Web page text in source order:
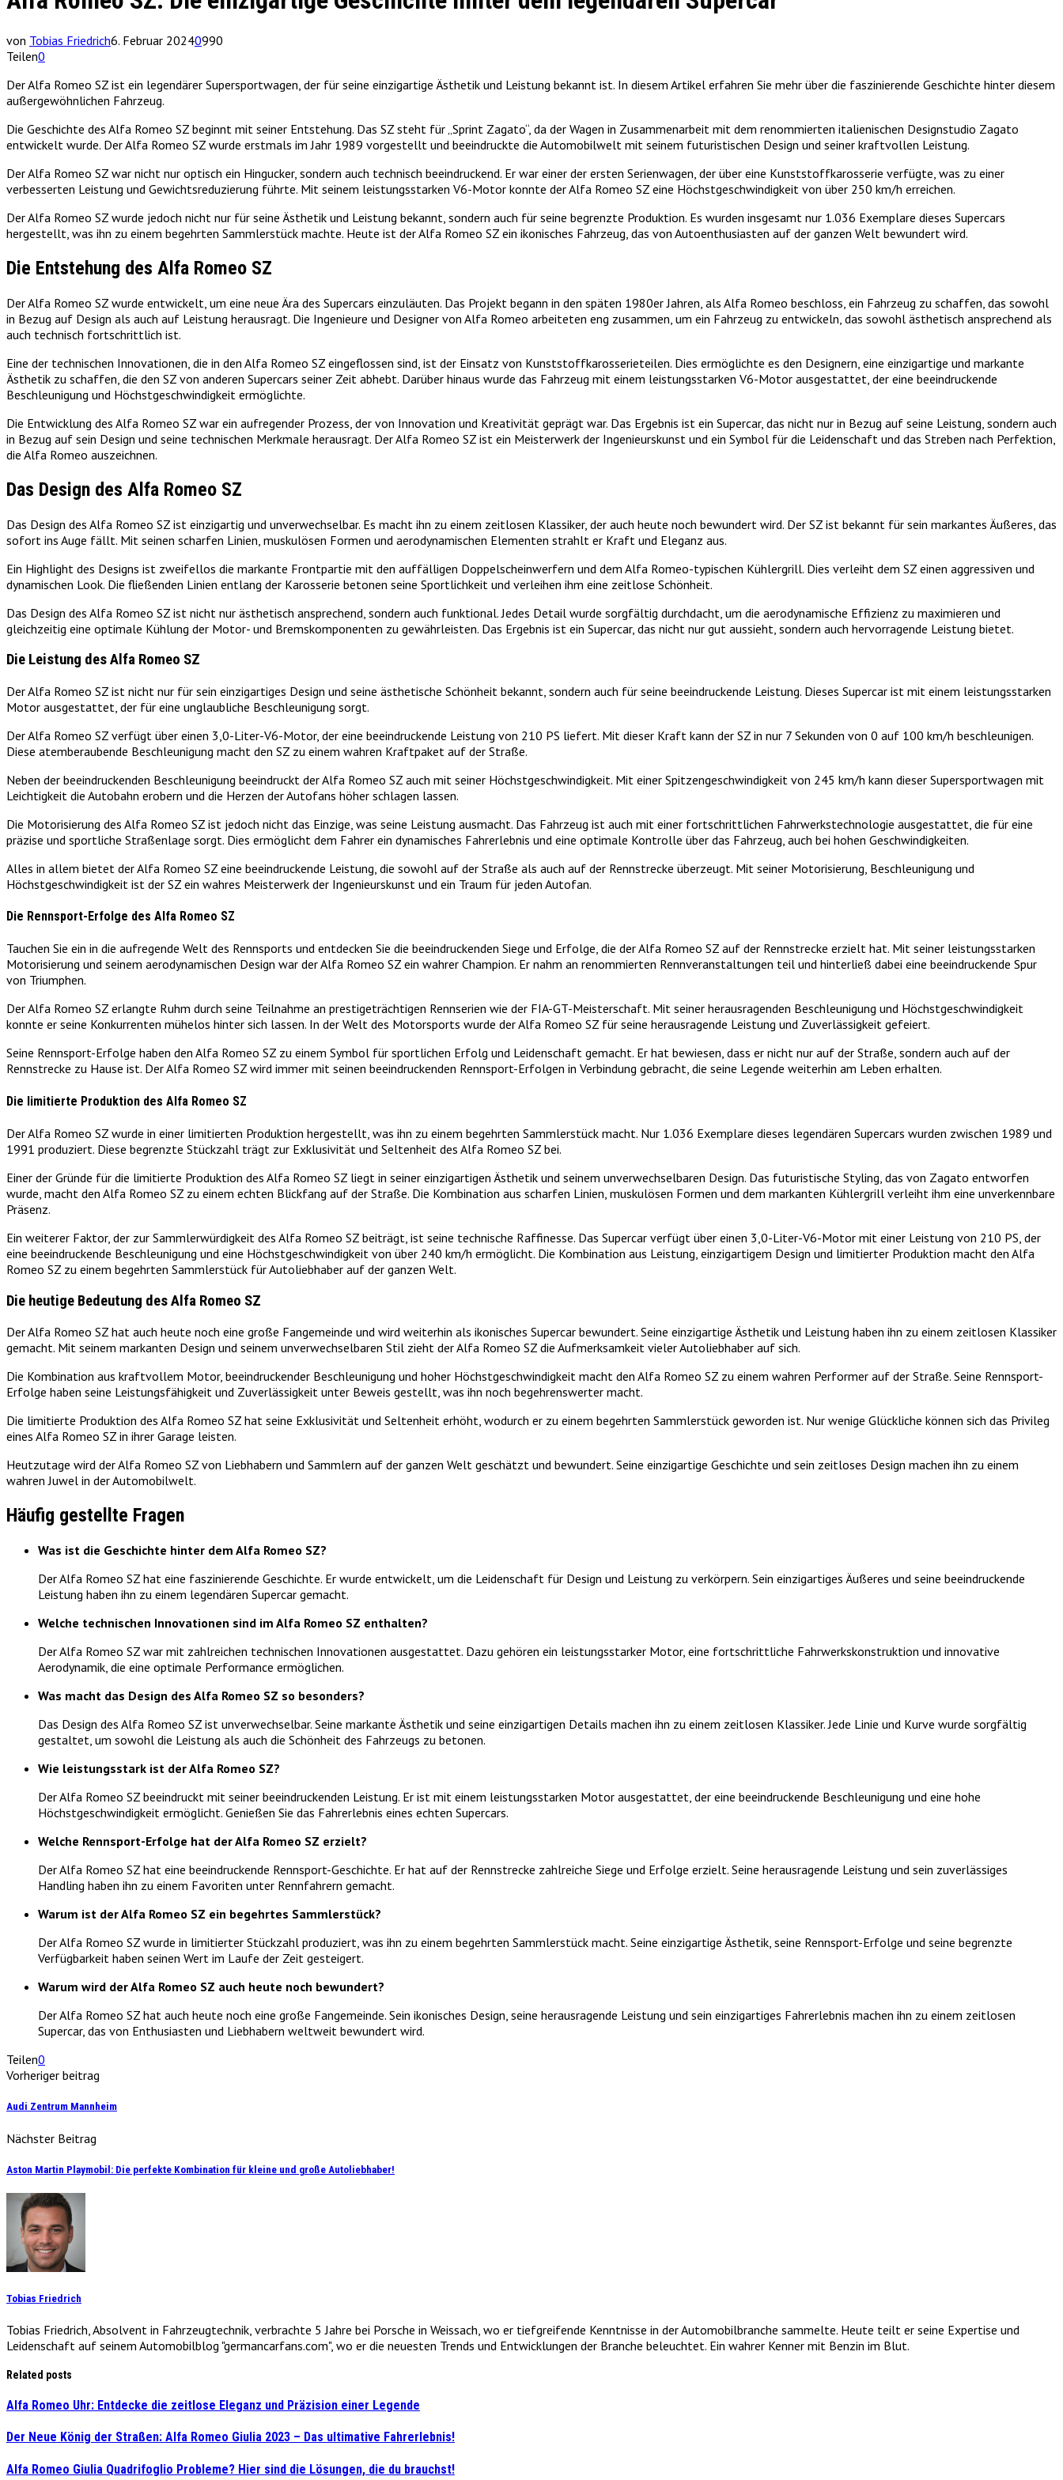
von Tobias Friedrich6. Februar 20240990
Teilen0
Der Alfa Romeo SZ ist ein legendärer Supersportwagen, der für seine einzigartige Ästhetik und Leistung bekannt ist. In diesem Artikel erfahren Sie mehr über die faszinierende Geschichte hinter diesem
außergewöhnlichen Fahrzeug.
Die Geschichte des Alfa Romeo SZ beginnt mit seiner Entstehung. Das SZ steht für „Sprint Zagato“, da der Wagen in Zusammenarbeit mit dem renommierten italienischen Designstudio Zagato
entwickelt wurde. Der Alfa Romeo SZ wurde erstmals im Jahr 1989 vorgestellt und beeindruckte die Automobilwelt mit seinem futuristischen Design und seiner kraftvollen Leistung.
Der Alfa Romeo SZ war nicht nur optisch ein Hingucker, sondern auch technisch beeindruckend. Er war einer der ersten Serienwagen, der über eine Kunststoffkarosserie verfügte, was zu einer
verbesserten Leistung und Gewichtsreduzierung führte. Mit seinem leistungsstarken V6-Motor konnte der Alfa Romeo SZ eine Höchstgeschwindigkeit von über 250 km/h erreichen.
Der Alfa Romeo SZ wurde jedoch nicht nur für seine Ästhetik und Leistung bekannt, sondern auch für seine begrenzte Produktion. Es wurden insgesamt nur 1.036 Exemplare dieses Supercars
hergestellt, was ihn zu einem begehrten Sammlerstück machte. Heute ist der Alfa Romeo SZ ein ikonisches Fahrzeug, das von Autoenthusiasten auf der ganzen Welt bewundert wird.
Die Entstehung des Alfa Romeo SZ
Der Alfa Romeo SZ wurde entwickelt, um eine neue Ära des Supercars einzuläuten. Das Projekt begann in den späten 1980er Jahren, als Alfa Romeo beschloss, ein Fahrzeug zu schaffen, das sowohl
in Bezug auf Design als auch auf Leistung herausragt. Die Ingenieure und Designer von Alfa Romeo arbeiteten eng zusammen, um ein Fahrzeug zu entwickeln, das sowohl ästhetisch ansprechend als
auch technisch fortschrittlich ist.
Eine der technischen Innovationen, die in den Alfa Romeo SZ eingeflossen sind, ist der Einsatz von Kunststoffkarosserieteilen. Dies ermöglichte es den Designern, eine einzigartige und markante
Ästhetik zu schaffen, die den SZ von anderen Supercars seiner Zeit abhebt. Darüber hinaus wurde das Fahrzeug mit einem leistungsstarken V6-Motor ausgestattet, der eine beeindruckende
Beschleunigung und Höchstgeschwindigkeit ermöglichte.
Die Entwicklung des Alfa Romeo SZ war ein aufregender Prozess, der von Innovation und Kreativität geprägt war. Das Ergebnis ist ein Supercar, das nicht nur in Bezug auf seine Leistung, sondern auch
in Bezug auf sein Design und seine technischen Merkmale herausragt. Der Alfa Romeo SZ ist ein Meisterwerk der Ingenieurskunst und ein Symbol für die Leidenschaft und das Streben nach Perfektion,
die Alfa Romeo auszeichnen.
Das Design des Alfa Romeo SZ
Das Design des Alfa Romeo SZ ist einzigartig und unverwechselbar. Es macht ihn zu einem zeitlosen Klassiker, der auch heute noch bewundert wird. Der SZ ist bekannt für sein markantes Äußeres, das
sofort ins Auge fällt. Mit seinen scharfen Linien, muskulösen Formen und aerodynamischen Elementen strahlt er Kraft und Eleganz aus.
Ein Highlight des Designs ist zweifellos die markante Frontpartie mit den auffälligen Doppelscheinwerfern und dem Alfa Romeo-typischen Kühlergrill. Dies verleiht dem SZ einen aggressiven und
dynamischen Look. Die fließenden Linien entlang der Karosserie betonen seine Sportlichkeit und verleihen ihm eine zeitlose Schönheit.
Das Design des Alfa Romeo SZ ist nicht nur ästhetisch ansprechend, sondern auch funktional. Jedes Detail wurde sorgfältig durchdacht, um die aerodynamische Effizienz zu maximieren und
gleichzeitig eine optimale Kühlung der Motor- und Bremskomponenten zu gewährleisten. Das Ergebnis ist ein Supercar, das nicht nur gut aussieht, sondern auch hervorragende Leistung bietet.
Die Leistung des Alfa Romeo SZ
Der Alfa Romeo SZ ist nicht nur für sein einzigartiges Design und seine ästhetische Schönheit bekannt, sondern auch für seine beeindruckende Leistung. Dieses Supercar ist mit einem leistungsstarken
Motor ausgestattet, der für eine unglaubliche Beschleunigung sorgt.
Der Alfa Romeo SZ verfügt über einen 3,0-Liter-V6-Motor, der eine beeindruckende Leistung von 210 PS liefert. Mit dieser Kraft kann der SZ in nur 7 Sekunden von 0 auf 100 km/h beschleunigen.
Diese atemberaubende Beschleunigung macht den SZ zu einem wahren Kraftpaket auf der Straße.
Neben der beeindruckenden Beschleunigung beeindruckt der Alfa Romeo SZ auch mit seiner Höchstgeschwindigkeit. Mit einer Spitzengeschwindigkeit von 245 km/h kann dieser Supersportwagen mit
Leichtigkeit die Autobahn erobern und die Herzen der Autofans höher schlagen lassen.
Die Motorisierung des Alfa Romeo SZ ist jedoch nicht das Einzige, was seine Leistung ausmacht. Das Fahrzeug ist auch mit einer fortschrittlichen Fahrwerkstechnologie ausgestattet, die für eine
präzise und sportliche Straßenlage sorgt. Dies ermöglicht dem Fahrer ein dynamisches Fahrerlebnis und eine optimale Kontrolle über das Fahrzeug, auch bei hohen Geschwindigkeiten.
Alles in allem bietet der Alfa Romeo SZ eine beeindruckende Leistung, die sowohl auf der Straße als auch auf der Rennstrecke überzeugt. Mit seiner Motorisierung, Beschleunigung und
Höchstgeschwindigkeit ist der SZ ein wahres Meisterwerk der Ingenieurskunst und ein Traum für jeden Autofan.
Die Rennsport-Erfolge des Alfa Romeo SZ
Tauchen Sie ein in die aufregende Welt des Rennsports und entdecken Sie die beeindruckenden Siege und Erfolge, die der Alfa Romeo SZ auf der Rennstrecke erzielt hat. Mit seiner leistungsstarken
Motorisierung und seinem aerodynamischen Design war der Alfa Romeo SZ ein wahrer Champion. Er nahm an renommierten Rennveranstaltungen teil und hinterließ dabei eine beeindruckende Spur
von Triumphen.
Der Alfa Romeo SZ erlangte Ruhm durch seine Teilnahme an prestigeträchtigen Rennserien wie der FIA-GT-Meisterschaft. Mit seiner herausragenden Beschleunigung und Höchstgeschwindigkeit
konnte er seine Konkurrenten mühelos hinter sich lassen. In der Welt des Motorsports wurde der Alfa Romeo SZ für seine herausragende Leistung und Zuverlässigkeit gefeiert.
Seine Rennsport-Erfolge haben den Alfa Romeo SZ zu einem Symbol für sportlichen Erfolg und Leidenschaft gemacht. Er hat bewiesen, dass er nicht nur auf der Straße, sondern auch auf der
Rennstrecke zu Hause ist. Der Alfa Romeo SZ wird immer mit seinen beeindruckenden Rennsport-Erfolgen in Verbindung gebracht, die seine Legende weiterhin am Leben erhalten.
Die limitierte Produktion des Alfa Romeo SZ
Der Alfa Romeo SZ wurde in einer limitierten Produktion hergestellt, was ihn zu einem begehrten Sammlerstück macht. Nur 1.036 Exemplare dieses legendären Supercars wurden zwischen 1989 und
1991 produziert. Diese begrenzte Stückzahl trägt zur Exklusivität und Seltenheit des Alfa Romeo SZ bei.
Einer der Gründe für die limitierte Produktion des Alfa Romeo SZ liegt in seiner einzigartigen Ästhetik und seinem unverwechselbaren Design. Das futuristische Styling, das von Zagato entworfen
wurde, macht den Alfa Romeo SZ zu einem echten Blickfang auf der Straße. Die Kombination aus scharfen Linien, muskulösen Formen und dem markanten Kühlergrill verleiht ihm eine unverkennbare
Präsenz.
Ein weiterer Faktor, der zur Sammlerwürdigkeit des Alfa Romeo SZ beiträgt, ist seine technische Raffinesse. Das Supercar verfügt über einen 3,0-Liter-V6-Motor mit einer Leistung von 210 PS, der
eine beeindruckende Beschleunigung und eine Höchstgeschwindigkeit von über 240 km/h ermöglicht. Die Kombination aus Leistung, einzigartigem Design und limitierter Produktion macht den Alfa
Romeo SZ zu einem begehrten Sammlerstück für Autoliebhaber auf der ganzen Welt.
Die heutige Bedeutung des Alfa Romeo SZ
Der Alfa Romeo SZ hat auch heute noch eine große Fangemeinde und wird weiterhin als ikonisches Supercar bewundert. Seine einzigartige Ästhetik und Leistung haben ihn zu einem zeitlosen Klassiker
gemacht. Mit seinem markanten Design und seinem unverwechselbaren Stil zieht der Alfa Romeo SZ die Aufmerksamkeit vieler Autoliebhaber auf sich.
Die Kombination aus kraftvollem Motor, beeindruckender Beschleunigung und hoher Höchstgeschwindigkeit macht den Alfa Romeo SZ zu einem wahren Performer auf der Straße. Seine Rennsport-
Erfolge haben seine Leistungsfähigkeit und Zuverlässigkeit unter Beweis gestellt, was ihn noch begehrenswerter macht.
Die limitierte Produktion des Alfa Romeo SZ hat seine Exklusivität und Seltenheit erhöht, wodurch er zu einem begehrten Sammlerstück geworden ist. Nur wenige Glückliche können sich das Privileg
eines Alfa Romeo SZ in ihrer Garage leisten.
Heutzutage wird der Alfa Romeo SZ von Liebhabern und Sammlern auf der ganzen Welt geschätzt und bewundert. Seine einzigartige Geschichte und sein zeitloses Design machen ihn zu einem
wahren Juwel in der Automobilwelt.
Häufig gestellte Fragen
Was ist die Geschichte hinter dem Alfa Romeo SZ?
Der Alfa Romeo SZ hat eine faszinierende Geschichte. Er wurde entwickelt, um die Leidenschaft für Design und Leistung zu verkörpern. Sein einzigartiges Äußeres und seine beeindruckende
Leistung haben ihn zu einem legendären Supercar gemacht.
Welche technischen Innovationen sind im Alfa Romeo SZ enthalten?
Der Alfa Romeo SZ war mit zahlreichen technischen Innovationen ausgestattet. Dazu gehören ein leistungsstarker Motor, eine fortschrittliche Fahrwerkskonstruktion und innovative
Aerodynamik, die eine optimale Performance ermöglichen.
Was macht das Design des Alfa Romeo SZ so besonders?
Das Design des Alfa Romeo SZ ist unverwechselbar. Seine markante Ästhetik und seine einzigartigen Details machen ihn zu einem zeitlosen Klassiker. Jede Linie und Kurve wurde sorgfältig
gestaltet, um sowohl die Leistung als auch die Schönheit des Fahrzeugs zu betonen.
Wie leistungsstark ist der Alfa Romeo SZ?
Der Alfa Romeo SZ beeindruckt mit seiner beeindruckenden Leistung. Er ist mit einem leistungsstarken Motor ausgestattet, der eine beeindruckende Beschleunigung und eine hohe
Höchstgeschwindigkeit ermöglicht. Genießen Sie das Fahrerlebnis eines echten Supercars.
Welche Rennsport-Erfolge hat der Alfa Romeo SZ erzielt?
Der Alfa Romeo SZ hat eine beeindruckende Rennsport-Geschichte. Er hat auf der Rennstrecke zahlreiche Siege und Erfolge erzielt. Seine herausragende Leistung und sein zuverlässiges
Handling haben ihn zu einem Favoriten unter Rennfahrern gemacht.
Warum ist der Alfa Romeo SZ ein begehrtes Sammlerstück?
Der Alfa Romeo SZ wurde in limitierter Stückzahl produziert, was ihn zu einem begehrten Sammlerstück macht. Seine einzigartige Ästhetik, seine Rennsport-Erfolge und seine begrenzte
Verfügbarkeit haben seinen Wert im Laufe der Zeit gesteigert.
Warum wird der Alfa Romeo SZ auch heute noch bewundert?
Der Alfa Romeo SZ hat auch heute noch eine große Fangemeinde. Sein ikonisches Design, seine herausragende Leistung und sein einzigartiges Fahrerlebnis machen ihn zu einem zeitlosen
Supercar, das von Enthusiasten und Liebhabern weltweit bewundert wird.
Teilen0
Vorheriger beitrag
Audi Zentrum Mannheim
Nächster Beitrag
Aston Martin Playmobil: Die perfekte Kombination für kleine und große Autoliebhaber!
Tobias Friedrich
Tobias Friedrich, Absolvent in Fahrzeugtechnik, verbrachte 5 Jahre bei Porsche in Weissach, wo er tiefgreifende Kenntnisse in der Automobilbranche sammelte. Heute teilt er seine Expertise und
Leidenschaft auf seinem Automobilblog "germancarfans.com", wo er die neuesten Trends und Entwicklungen der Branche beleuchtet. Ein wahrer Kenner mit Benzin im Blut.
Related posts
Alfa Romeo Uhr: Entdecke die zeitlose Eleganz und Präzision einer Legende
Der Neue König der Straßen: Alfa Romeo Giulia 2023 – Das ultimative Fahrerlebnis!
Alfa Romeo Giulia Quadrifoglio Probleme? Hier sind die Lösungen, die du brauchst!